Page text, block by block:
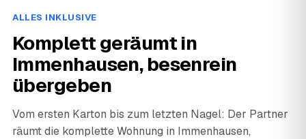
ALLES INKLUSIVE
Komplett geräumt in
Immenhausen, besenrein
übergeben
Vom ersten Karton bis zum letzten Nagel: Der Partner
räumt die komplette Wohnung in Immenhausen,